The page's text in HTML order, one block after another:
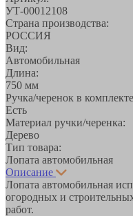
УТ-00012108
Страна производства:
РОССИЯ
Вид:
Автомобильная
Длина:
750 мм
Ручка/черенок в
Есть
Материал ручки/черенка:
Дерево
Тип товара:
Лопата автомобильная
Описание
Лопата автомобильная
огородных и
работ.